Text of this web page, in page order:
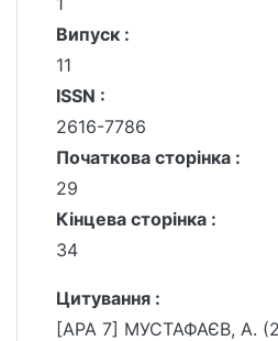
Випуск :
11
ISSN :
2616-7786
Початкова сторінка :
29
Кінцева сторінка :
34
Цитування :
[APA 7] МУСТАФАЄВ, А.